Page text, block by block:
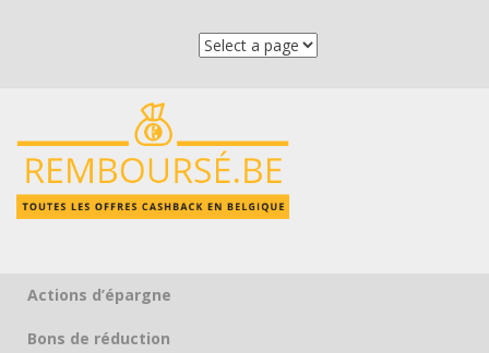
Skip to content
Actions d’épargne
Bons de réduction